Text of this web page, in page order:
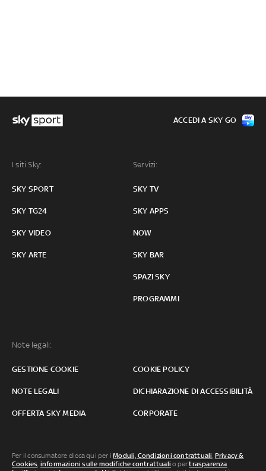
I siti Sky:
SKY SPORT
SKY TG24
SKY VIDEO
SKY ARTE
Servizi:
SKY TV
SKY APPS
NOW
SKY BAR
SPAZI SKY
PROGRAMMI
Note legali:
GESTIONE COOKIE COOKIE POLICY
NOTE LEGALI DICHIARAZIONE DI ACCESSIBILITÀ
OFFERTA SKY MEDIA CORPORATE
ACCEDI A SKY GO
Per il consumatore clicca qui per iModuli, Condizioni contrattuali, Privacy &
Cookies, informazioni sulle modifiche contrattuali o pertrasparenza